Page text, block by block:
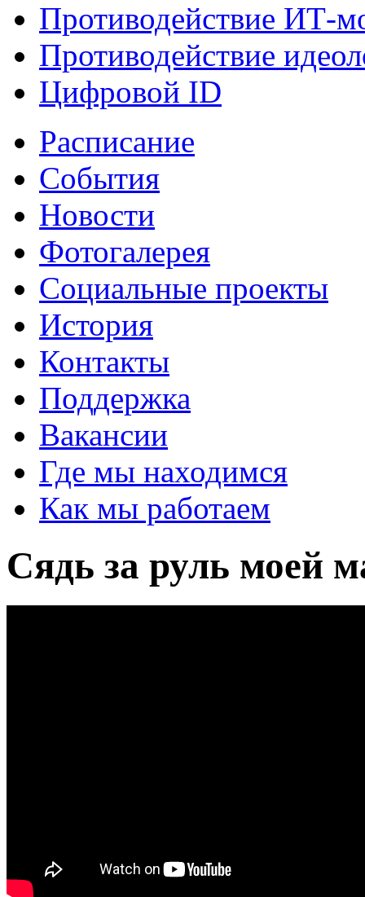
Противодействие ИТ-
Противодействие
Цифровой ID
Расписание
События
Новости
Фотогалерея
Социальные проекты
История
Контакты
Поддержка
Вакансии
Где мы находимся
Как мы работаем
Сядь за руль моей